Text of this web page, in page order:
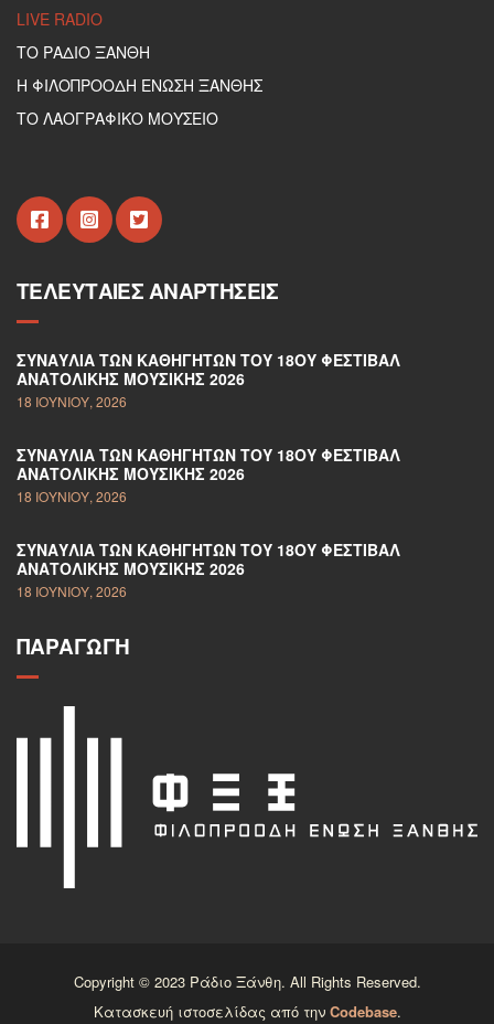
LIVE RADIO
ΤΟ ΡΑΔΙΟ ΞΑΝΘΗ
Η ΦΙΛΟΠΡΟΟΔΗ ΕΝΩΣΗ ΞΑΝΘΗΣ
ΤΟ ΛΑΟΓΡΑΦΙΚΟ ΜΟΥΣΕΙΟ
ΤΕΛΕΥΤΑΊΕΣ ΑΝΑΡΤΉΣΕΙΣ
ΣΥΝΑΥΛΊΑ ΤΩΝ ΚΑΘΗΓΗΤΏΝ ΤΟΥ 18ΟΥ ΦΕΣΤΙΒΆΛ
ΑΝΑΤΟΛΙΚΉΣ ΜΟΥΣΙΚΉΣ 2026
18 ΙΟΥΝΊΟΥ, 2026
ΣΥΝΑΥΛΊΑ ΤΩΝ ΚΑΘΗΓΗΤΏΝ ΤΟΥ 18ΟΥ ΦΕΣΤΙΒΆΛ
ΑΝΑΤΟΛΙΚΉΣ ΜΟΥΣΙΚΉΣ 2026
18 ΙΟΥΝΊΟΥ, 2026
ΣΥΝΑΥΛΊΑ ΤΩΝ ΚΑΘΗΓΗΤΏΝ ΤΟΥ 18ΟΥ ΦΕΣΤΙΒΆΛ
ΑΝΑΤΟΛΙΚΉΣ ΜΟΥΣΙΚΉΣ 2026
18 ΙΟΥΝΊΟΥ, 2026
ΠΑΡΑΓΩΓΉ
Copyright © 2023 Ράδιο Ξάνθη. All Rights Reserved.
Κατασκευή ιστοσελίδας από την Codebase.